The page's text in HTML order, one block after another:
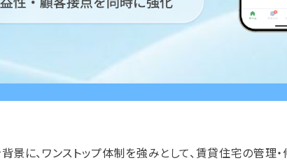
、ワンストップ体制を強みとして、賃貸住宅の管理・